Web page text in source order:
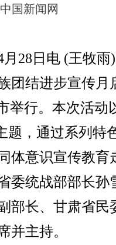
中国新闻网
28日电 (王牧雨
团结进步宣传月
举行。本次活动
题，通过系列特
体意识宣传教育
委统战部部长孙
部长、甘肃省民
并主持。